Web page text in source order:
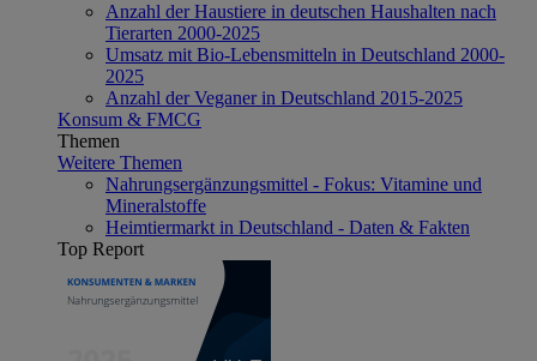
Anzahl der Haustiere in deutschen Haushalten nach
Tierarten 2000-2025
Umsatz mit Bio-Lebensmitteln in Deutschland 2000-
2025
Anzahl der Veganer in Deutschland 2015-2025
Konsum & FMCG
Themen
Weitere Themen
Nahrungsergänzungsmittel - Fokus: Vitamine und
Mineralstoffe
Heimtiermarkt in Deutschland - Daten & Fakten
Top Report